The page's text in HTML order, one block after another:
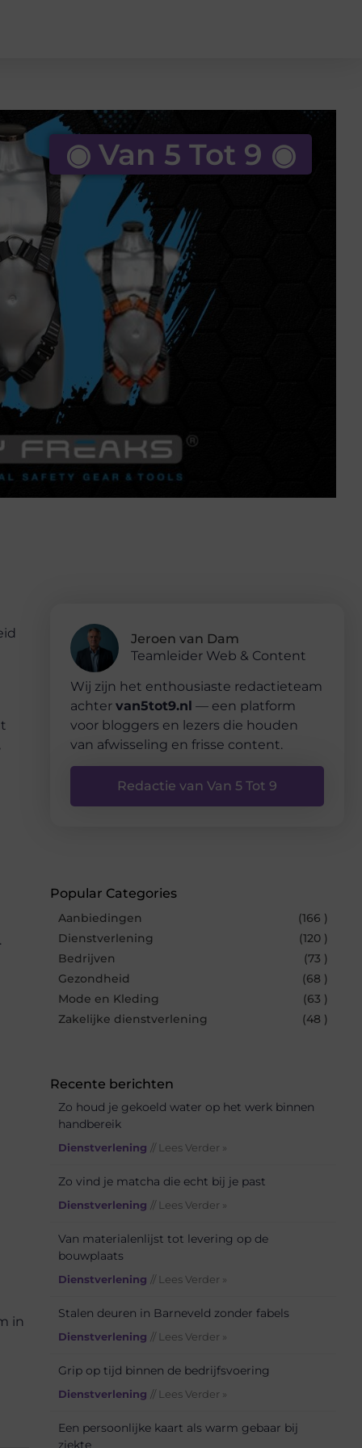
◉ Van 5 Tot 9 ◉
in
Jeroen van Dam
Teamleider Web & Content
Wij zijn het enthousiaste redactieteam
achter van5tot9.nl — een platform
voor bloggers en lezers die houden
van afwisseling en frisse content.
Redactie van Van 5 Tot 9
Popular Categories
Aanbiedingen
(166 )
Dienstverlening
(120 )
Bedrijven
(73 )
Gezondheid
(68 )
Mode en Kleding
(63 )
Zakelijke dienstverlening
(48 )
Recente berichten
Zo houd je gekoeld water op het werk binnen
handbereik
Dienstverlening // Lees Verder »
Zo vind je matcha die echt bij je past
Dienstverlening // Lees Verder »
Van materialenlijst tot levering op de
bouwplaats
Dienstverlening // Lees Verder »
Stalen deuren in Barneveld zonder fabels
Dienstverlening // Lees Verder »
Grip op tijd binnen de bedrijfsvoering
Dienstverlening // Lees Verder »
Een persoonlijke kaart als warm gebaar bij
ziekte